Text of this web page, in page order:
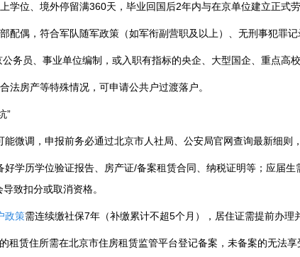
学位、境外停留满360天，毕业回国后2年内与在京单位建立正式劳
配偶，符合军队随军政策（如军衔副营职及以上）、无刑事犯罪记
务员、事业单位编制，或入职有指标的央企、大型国企、重点高校
法房产等特殊情况，可申请公共户过渡落户。
”
微调，申报前务必通过北京市人社局、公安局官网查询最新细则
好学历学位验证报告、房产证/备案租赁合同、纳税证明等；应届
致扣分或取消资格。
政策需连续缴社保7年（补缴累计不超5个月），居住证需提前办理
租赁住所需在北京市住房租赁监管平台登记备案，未备案的无法享